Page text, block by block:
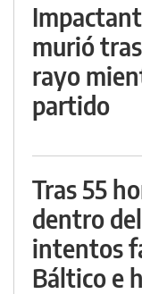
murió
rayo
partido
Tras 55
dentro
intentos
Báltico e